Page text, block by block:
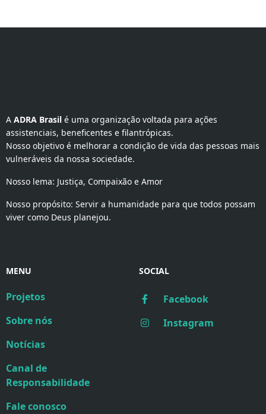
A ADRA Brasil é uma organização voltada para ações
assistenciais, beneficentes e filantrópicas.
Nosso objetivo é melhorar a condição de vida das pessoas mais
vulneráveis da nossa sociedade.
Nosso lema: Justiça, Compaixão e Amor
Nosso propósito: Servir a humanidade para que todos possam
viver como Deus planejou.
MENU
Projetos
Sobre nós
Notícias
Canal de
Responsabilidade
Fale conosco
SOCIAL
Facebook
Instagram